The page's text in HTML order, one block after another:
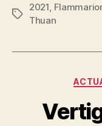
Étiquettes
2021
Thuan